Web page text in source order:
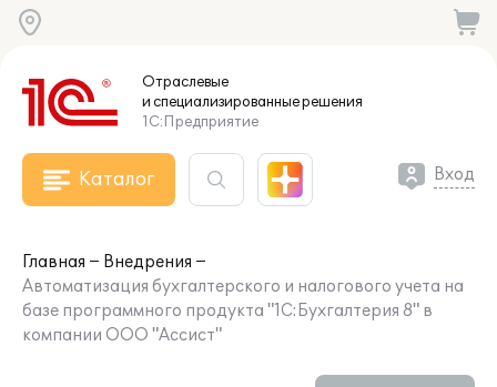
Отраслевые
и специализированныерешения
1С:Предприятие
Каталог Вход
Главная
Внедрения
Автоматизация бухгалтерского и налогового учета на
базе программного продукта "1С:Бухгалтерия 8" в
компании ООО "Ассист"